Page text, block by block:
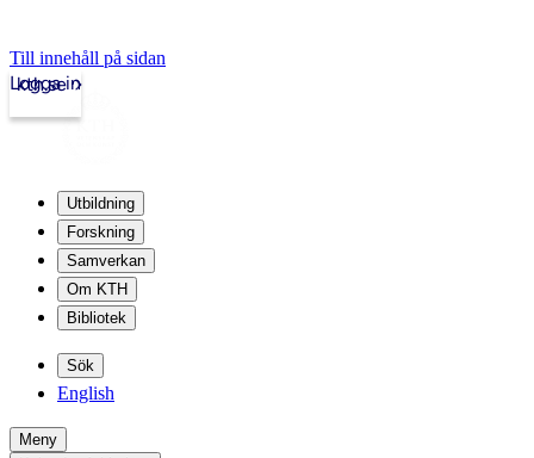
Till innehåll på sidan
kth.se
Logga in
Utbildning
Forskning
Samverkan
Om KTH
Bibliotek
Sök
English
Meny